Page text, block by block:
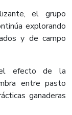
el grupo
explorando
y de campo
el efecto de la
entre pasto
ganaderas